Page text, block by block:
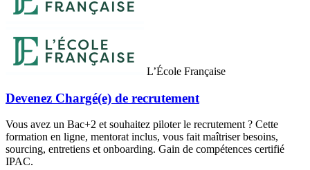
L’École Française
Devenez Chargé(e) de recrutement
Vous avez un Bac+2 et souhaitez piloter le recrutement ? Cette
formation en ligne, mentorat inclus, vous fait maîtriser besoins,
sourcing, entretiens et onboarding. Gain de compétences certifié
IPAC.